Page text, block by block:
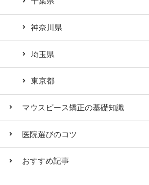
神奈川県
埼玉県
東京都
マウスピース矯正の基礎知識
医院選びのコツ
おすすめ記事